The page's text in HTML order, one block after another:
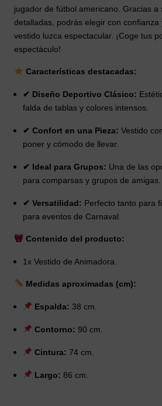
jugador de fútbol americano. Gracias a
detalladas, podrás elegir con confianza
vestido luzca espectacular. ¡Coge tus
espectáculo!
Características destacadas:
✔ Diseño Deportivo Clásico:
falda de tablas y colores intensos.
✔ Confort en una Pieza: Vestido
poner y cómodo de llevar.
✔ Ideal para Grupos: Una de las
para comparsas y grupos de amigas.
✔ Versatilidad: Perfecto tanto para
para eventos de Carnaval.
Contenido del producto:
1x Vestido de Animadora.
Medidas aproximadas (cm):
Espalda: 38 cm.
Contorno: 90 cm.
Cintura: 74 cm.
Largo: 86 cm.